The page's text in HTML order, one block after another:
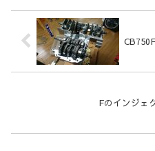
Fのインジェ